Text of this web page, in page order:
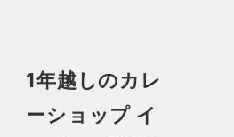
1年越しのカレ
ーショップ イ